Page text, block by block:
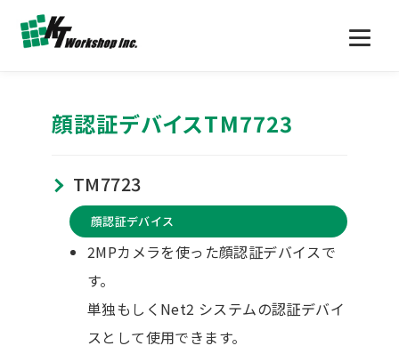
顔認証デバイスTM7723
TM7723
顔認証デバイス
2MPカメラを使った顔認証デバイスで
す。
単独もしくNet2 システムの認証デバイ
スとして使用できます。